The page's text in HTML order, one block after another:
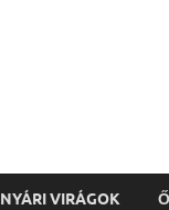
NYÁRI VIRÁGOK